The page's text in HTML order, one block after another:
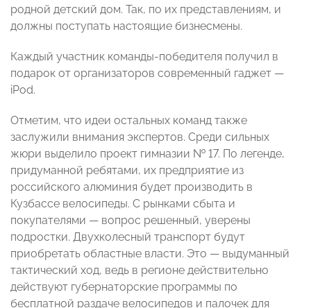
родной детский дом. Так, по их представлениям, и
должны поступать настоящие бизнесмены.
Каждый участник команды-победителя получил в
подарок от организаторов современный гаджет —
iPod.
Отметим, что идеи остальных команд также
заслужили внимания экспертов. Среди сильных
жюри выделило проект гимназии № 17. По легенде,
придуманной ребятами, их предприятие из
российского алюминия будет производить в
Кузбассе велосипеды. С рынками сбыта и
покупателями — вопрос решенный, уверены
подростки. Двухколесный транспорт будут
приобретать областные власти. Это — выдуманный
тактический ход, ведь в регионе действительно
действуют губернаторские программы по
бесплатной раздаче велосипедов и палочек для